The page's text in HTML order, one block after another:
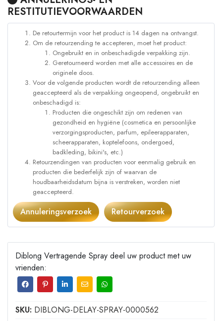
RESTITUTIEVOORWAARDEN
De retourtermijn voor het product is 14 dagen na ontvangst.
Om de retourzending te accepteren, moet het product:
Ongebruikt en in onbeschadigde verpakking zijn.
Geretourneerd worden met alle accessoires en de
originele doos.
Voor de volgende producten wordt de retourzending alleen
geaccepteerd als de verpakking ongeopend, ongebruikt en
onbeschadigd is:
Producten die ongeschikt zijn om redenen van
gezondheid en hygiëne (cosmetica en persoonlijke
verzorgingsproducten, parfum, epileerapparaten,
scheerapparaten, koptelefoons, ondergoed,
badkleding, bikini's, etc.)
Retourzendingen van producten voor eenmalig gebruik en
producten die bederfelijk zijn of waarvan de
houdbaarheidsdatum bijna is verstreken, worden niet
geaccepteerd.
Annuleringsverzoek Retourverzoek
Diblong Vertragende Spray deel uw product met uw
vrienden:
SKU: DIBLONG-DELAY-SPRAY-0000562